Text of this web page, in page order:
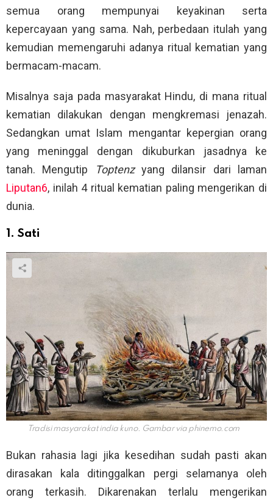
semua orang mempunyai keyakinan serta
kepercayaan yang sama. Nah, perbedaan itulah yang
kemudian memengaruhi adanya ritual kematian yang
bermacam-macam.
Misalnya saja pada masyarakat Hindu, di mana ritual
kematian dilakukan dengan mengkremasi jenazah.
Sedangkan umat Islam mengantar kepergian orang
yang meninggal dengan dikuburkan jasadnya ke
tanah. Mengutip
Toptenzyang dilansir dari laman
Liputan6, inilah 4 ritual kematian paling mengerikan di
dunia.
1. Sati
Tradisi masyarakat india kuno. Gambar via phinemo.com
Bukan rahasia lagi jika kesedihan sudah pasti akan
dirasakan kala ditinggalkan pergi selamanya oleh
orang terkasih. Dikarenakan terlalu mengerikan